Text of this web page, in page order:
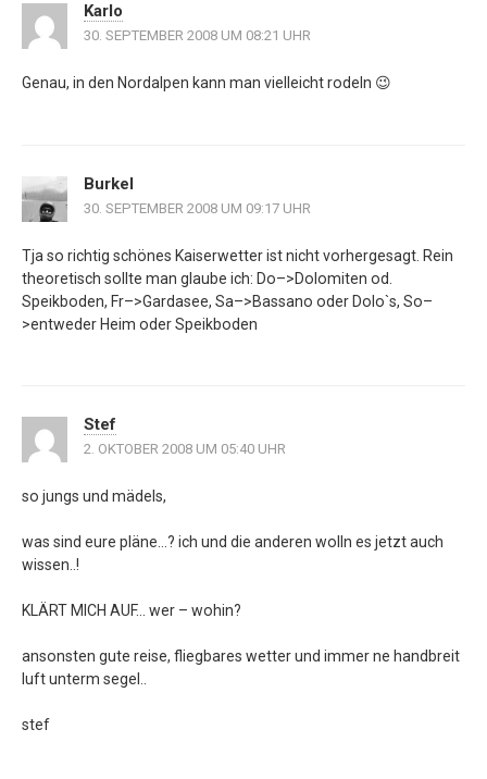
Karlo
30. SEPTEMBER 2008 UM 08:21 UHR
Genau, in den Nordalpen kann man vielleicht rodeln 😉
Burkel
30. SEPTEMBER 2008 UM 09:17 UHR
Tja so richtig schönes Kaiserwetter ist nicht vorhergesagt. Rein
theoretisch sollte man glaube ich: Do–>Dolomiten od.
Speikboden, Fr–>Gardasee, Sa–>Bassano oder Dolo`s, So–
>entweder Heim oder Speikboden
Stef
2. OKTOBER 2008 UM 05:40 UHR
so jungs und mädels,
was sind eure pläne…? ich und die anderen wolln es jetzt auch
wissen..!
KLÄRT MICH AUF… wer – wohin?
ansonsten gute reise, fliegbares wetter und immer ne handbreit
luft unterm segel..
stef